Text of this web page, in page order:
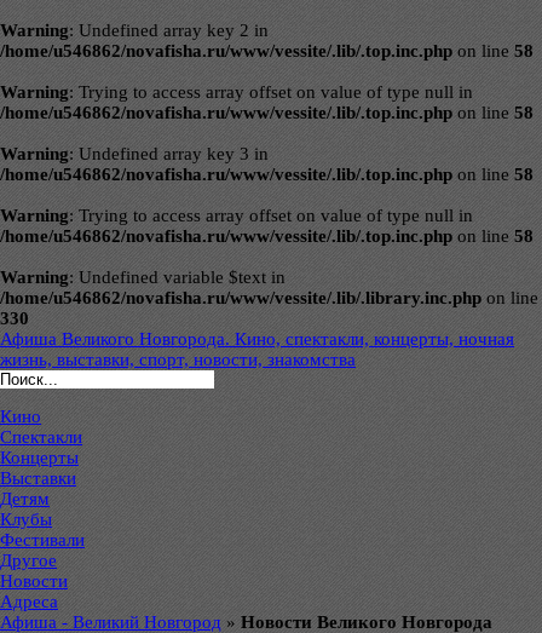
Warning: Undefined array key 2 in
/home/u546862/novafisha.ru/www/vessite/.lib/.top.inc.php on line 58
Warning: Trying to access array offset on value of type null in
/home/u546862/novafisha.ru/www/vessite/.lib/.top.inc.php on line 58
Warning: Undefined array key 3 in
/home/u546862/novafisha.ru/www/vessite/.lib/.top.inc.php on line 58
Warning: Trying to access array offset on value of type null in
/home/u546862/novafisha.ru/www/vessite/.lib/.top.inc.php on line 58
Warning: Undefined variable $text in
/home/u546862/novafisha.ru/www/vessite/.lib/.library.inc.php on line
330
Афиша Великого Новгорода. Кино, спектакли, концерты, ночная
жизнь, выставки, спорт, новости, знакомства
Кино
Спектакли
Концерты
Выставки
Детям
Клубы
Фестивали
Другое
Новости
Адреса
Афиша - Великий Новгород » Новости Великого Новгорода